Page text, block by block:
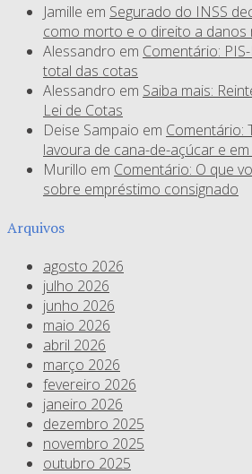
Jamille em Segurado do INSS
como morto e o direito a danos
Alessandro em Comentário:
total das cotas
Alessandro em Saiba mais:
Lei de Cotas
Deise Sampaio em Comentário:
lavoura de cana-de-açúcar e
Murillo em Comentário: O que
sobre empréstimo consignado
Arquivos
agosto 2026
julho 2026
junho 2026
maio 2026
abril 2026
março 2026
fevereiro 2026
janeiro 2026
dezembro 2025
novembro 2025
outubro 2025